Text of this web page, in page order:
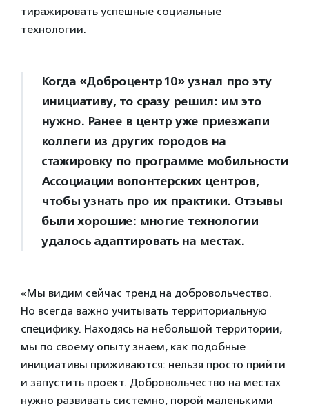
тиражировать успешные социальные
технологии.
Когда «Доброцентр10» узнал про эту
инициативу, то сразу решил: им это
нужно. Ранее в центр уже приезжали
коллеги из других городов на
стажировку по программе мобильности
Ассоциации волонтерских центров,
чтобы узнать про их практики. Отзывы
были хорошие: многие технологии
удалось адаптировать на местах.
«Мы видим сейчас тренд на добровольчество.
Но всегда важно учитывать территориальную
специфику. Находясь на небольшой территории,
мы по своему опыту знаем, как подобные
инициативы приживаются: нельзя просто прийти
и запустить проект. Добровольчество на местах
нужно развивать системно, порой маленькими